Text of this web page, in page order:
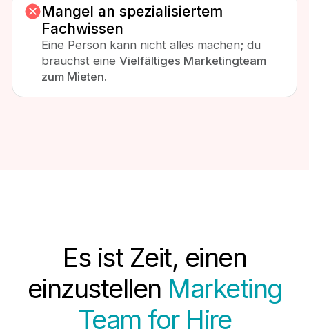
Mangel an spezialisiertem
Fachwissen
Eine Person kann nicht alles machen; du
brauchst eine Vielfältiges Marketingteam
zum Mieten.
Es ist Zeit, einen
einzustellen Marketing
Team for Hire